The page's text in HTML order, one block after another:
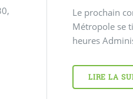
Le prochain
Métropole se
heures
LIRE LA